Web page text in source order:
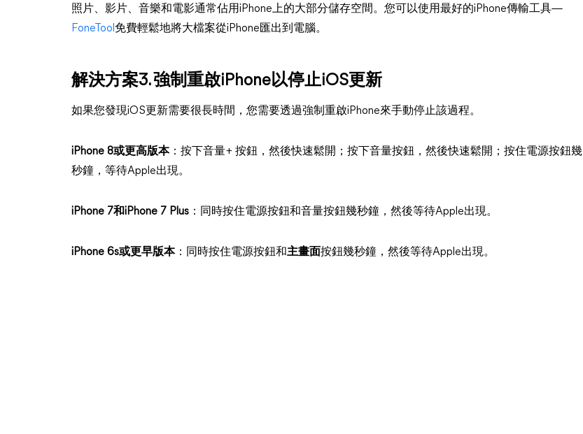
照片、影片、音樂和電影通常佔用iPhone上的大部分儲存空間。您可以使用最好的iPhone傳輸工具—
FoneTool 免費輕鬆地將大檔案從iPhone匯出到電腦。
解決方案3. 強制重啟iPhone以停止iOS更新
如果您發現iOS更新需要很長時間，您需要透過強制重啟iPhone來手動停止該過程。
iPhone 8或更高版本：按下音量+ 按鈕，然後快速鬆開；按下音量按鈕，然後快速鬆開；按住電源按鈕幾
秒鐘，等待Apple出現。
iPhone 7和iPhone 7 Plus ：同時按住電源按鈕和音量按鈕幾秒鐘，然後等待Apple出現。
iPhone 6s或更早版本：同時按住電源按鈕和主畫面按鈕幾秒鐘，然後等待Apple出現。